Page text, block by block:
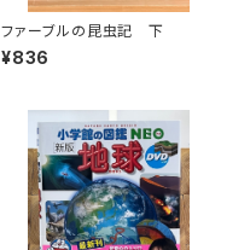
ファーブルの昆虫記 下
¥836